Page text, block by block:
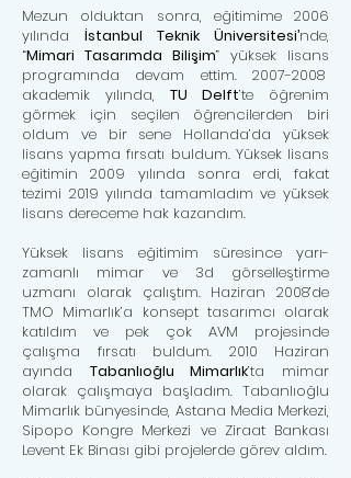
Mezun olduktan sonra, eğitimime 2006
yılında İstanbul Teknik Üniversitesi’nde,
“Mimari Tasarımda Bilişim” yüksek lisans
programında devam ettim. 2007-2008
akademik yılında, TU Delft’te öğrenim
görmek için seçilen öğrencilerden biri
oldum ve bir sene Hollanda’da yüksek
lisans yapma fırsatı buldum. Yüksek lisans
eğitimin 2009 yılında sonra erdi, fakat
tezimi 2019 yılında tamamladım ve yüksek
lisans dereceme hak kazandım.
Yüksek lisans eğitimim süresince yarı-
zamanlı mimar ve 3d görselleştirme
uzmanı olarak çalıştım. Haziran 2008’de
TMO Mimarlık’a konsept tasarımcı olarak
katıldım ve pek çok AVM projesinde
çalışma fırsatı buldum. 2010 Haziran
ayında Tabanlıoğlu Mimarlık’ta mimar
olarak çalışmaya başladım. Tabanlıoğlu
Mimarlık bünyesinde, Astana Media Merkezi,
Sipopo Kongre Merkezi ve Ziraat Bankası
Levent Ek Binası gibi projelerde görev aldım.